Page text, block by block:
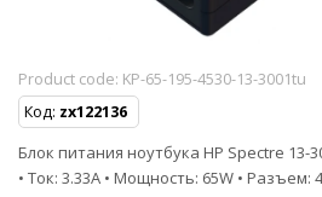
Product code: KP-65-195-4530-13-3001tu
Код: zx122136
Блок питания ноутбука HP Spectre 13-
• Ток: 3.33A • Мощность: 65W • Разъем: